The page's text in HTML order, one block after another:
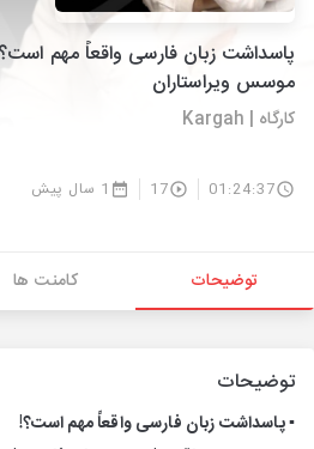
پاسداشت زبان فارسی واقعاً مهم
موسس ویراستاران
کارگاه | Kargah
01:24:37
17 1 سال پیش
توضیحات کامنت ها
توضیحات
▪️پاسداشت زبان فارسی واقعاً مهم است؟!